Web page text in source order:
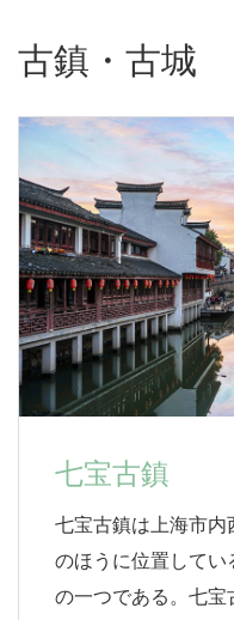
古鎮・古城
七宝古鎮
七宝古鎮は上海市内
のほうに位置してい
の一つである。七宝